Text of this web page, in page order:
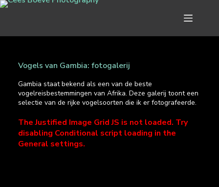
Vogels van Gambia: fotogalerij
Gambia staat bekend als een van de beste
vogelreisbestemmingen van Afrika. Deze galerij toont een
selectie van de rijke vogelsoorten die ik er fotografeerde.
The Justified Image Grid JS is not loaded. Try
disabling Conditional script loading in the
General settings.